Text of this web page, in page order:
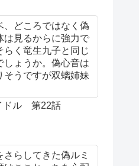
、どころではなく偽
は見るからに強力で
らく竜生九子と同じ
しょうか。偽心音は
そうですが双螭姉妹
ドル 第22話
らしてきた偽ルミ